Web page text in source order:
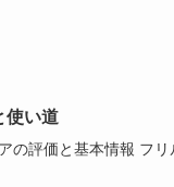
使い道
の評価と基本情報 フ